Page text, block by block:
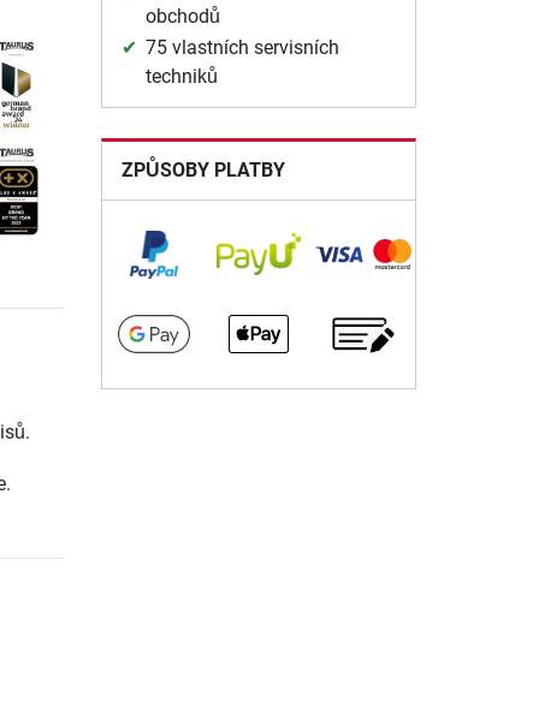
obchodů
75 vlastních servisních
techniků
ZPŮSOBY PLATBY